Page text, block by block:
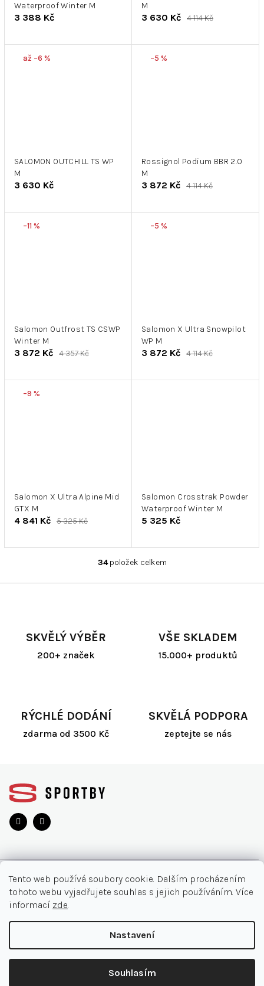
Tento web používá soubory cookie. Dalším procházením
tohoto webu vyjadřujete souhlas s jejich používáním. Více
informací zde.
Nastavení
Souhlasím
Waterproof Winter M
3 388 Kč
M
3 630 Kč 4 114 Kč
až –6 %
SALOMON OUTCHILL TS WP
M
3 630 Kč
–5 %
Rossignol Podium BBR 2.0
M
3 872 Kč 4 114 Kč
–11 %
Salomon Outfrost TS CSWP
Winter M
3 872 Kč 4 357 Kč
–5 %
Salomon X Ultra Snowpilot
WP M
3 872 Kč 4 114 Kč
–9 %
Salomon X Ultra Alpine Mid
GTX M
4 841 Kč 5 325 Kč
Salomon Crosstrak Powder
Waterproof Winter M
5 325 Kč
O
34položek celkem
SKVĚLÝ VÝBĚR
200+ značek
VŠE SKLADEM
15.000+ produktů
RÝCHLÉ DODÁNÍ
zdarma od 3500 Kč
SKVĚLÁ PODPORA
zeptejte se nás
O NÁKUPU
Akce
Nejčastější otázky
Doručení a platby
INFORMACE
Kontakt
+420 905 33 22 11